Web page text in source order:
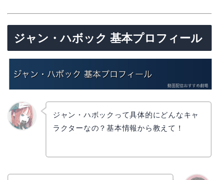
ジャン・ハボック 基本プロフィール
ジャン・ハボックって具体的にどんなキャ
ラクターなの？基本情報から教えて！